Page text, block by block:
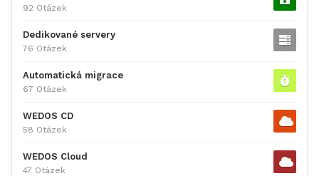
92 Otázek
Dedikované servery
76 Otázek
Automatická migrace
67 Otázek
WEDOS CD
58 Otázek
WEDOS Cloud
47 Otázek